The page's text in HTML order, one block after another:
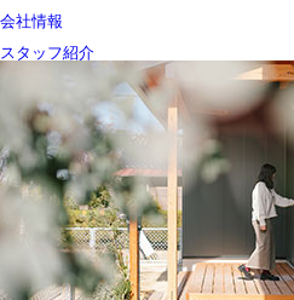
会社情報
スタッフ紹介